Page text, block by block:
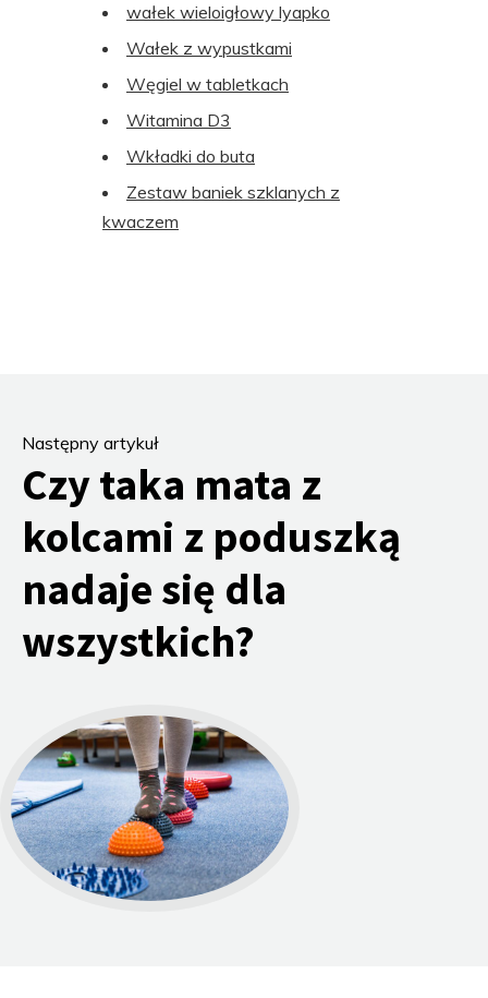
wałek wieloigłowy lyapko
Wałek z wypustkami
Węgiel w tabletkach
Witamina D3
Wkładki do buta
Zestaw baniek szklanych z
kwaczem
Następny artykuł
Czy taka mata z
kolcami z poduszką
nadaje się dla
wszystkich?